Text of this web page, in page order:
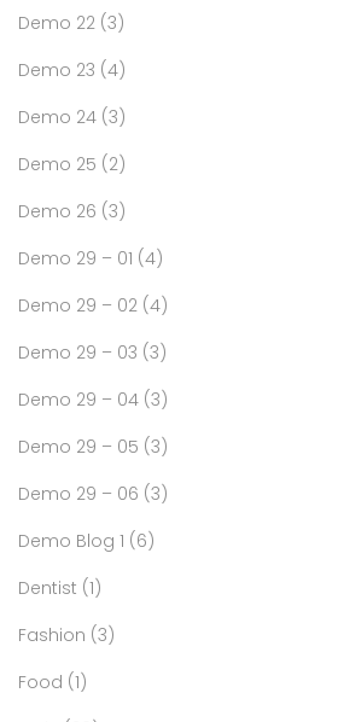
Demo 22 (3)
Demo 23 (4)
Demo 24 (3)
Demo 25 (2)
Demo 26 (3)
Demo 29 – 01 (4)
Demo 29 – 02 (4)
Demo 29 – 03 (3)
Demo 29 – 04 (3)
Demo 29 – 05 (3)
Demo 29 – 06 (3)
Demo Blog 1 (6)
Dentist (1)
Fashion (3)
Food (1)